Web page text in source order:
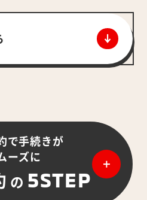
で手続きが
ーズに
の 5STEP